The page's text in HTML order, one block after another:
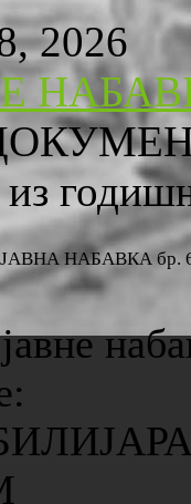
2026
НАБАВКА бр. 6/